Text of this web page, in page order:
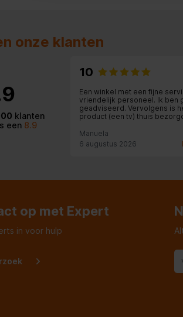
2200 W
3
onze klanten
klanten
een8.9
10
Een winkel met een fijne
vriendelijk personeel. Ik ben
geadviseerd. Vervolgens is
product (een tv) thuis
Heel prettig!
Manuela
6 augustus 2026
op met Expert
in voor hulp